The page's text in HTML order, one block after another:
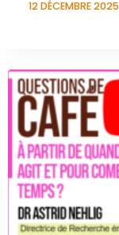
12 DÉCEMBRE 2025